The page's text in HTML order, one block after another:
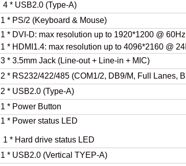
4 * USB2.0 (Type-A)
1 * PS/2 (Keyboard & Mouse)
1 * DVI-D: max resolution up to 1920*1200 @ 60Hz
1 * HDMI1.4: max resolution up to 4096*2160 @
3 * 3.5mm Jack (Line-out + Line-in + MIC)
2 * RS232/422/485 (COM1/2, DB9/M, Full Lanes,
2 * USB2.0 (Type-A)
1 * Power Button
1 * Power status LED
1 * Hard drive status LED
1 * USB2.0 (Vertical TYEP-A)